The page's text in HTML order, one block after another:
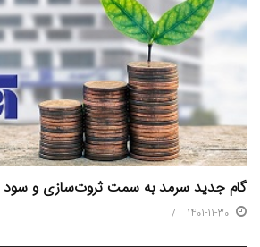
گام جدید سرمد به سمت ثروت‌سازی و سود
1401-11-30